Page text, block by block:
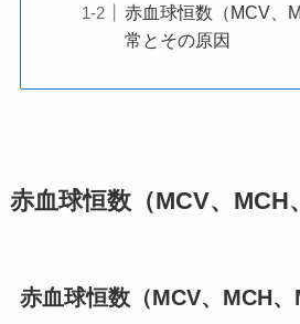
赤血球恒数（MCV、
常とその原因
赤血球恒数（MCV、MCH
赤血球恒数（MCV、MCH